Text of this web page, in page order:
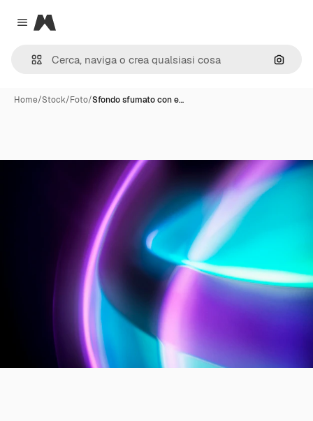
Close menu
Magnific
Cerca
Home/Stock/Foto/Sfondo sfumato con e…